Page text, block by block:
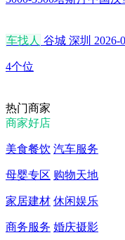
3000-3500塔斯汀中国汉
车找人谷城 深圳 2026-
4个位
热门商家
商家好店
美食餐饮 汽车服务
母婴专区 购物天地
家居建材 休闲娱乐
商务服务 婚庆摄影